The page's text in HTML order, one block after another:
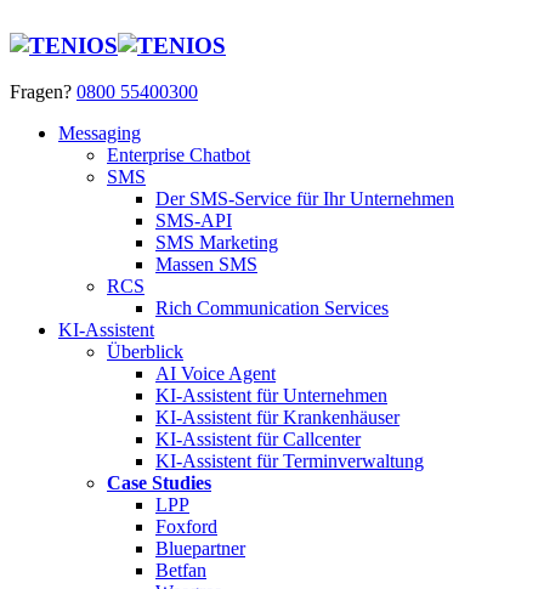
Fragen? 0800 55400300
Messaging
Enterprise Chatbot
SMS
Der SMS-Service für Ihr Unternehmen
SMS-API
SMS Marketing
Massen SMS
RCS
Rich Communication Services
KI-Assistent
Überblick
AI Voice Agent
KI-Assistent für Unternehmen
KI-Assistent für Krankenhäuser
KI-Assistent für Callcenter
KI-Assistent für Terminverwaltung
Case Studies
LPP
Foxford
Bluepartner
Betfan